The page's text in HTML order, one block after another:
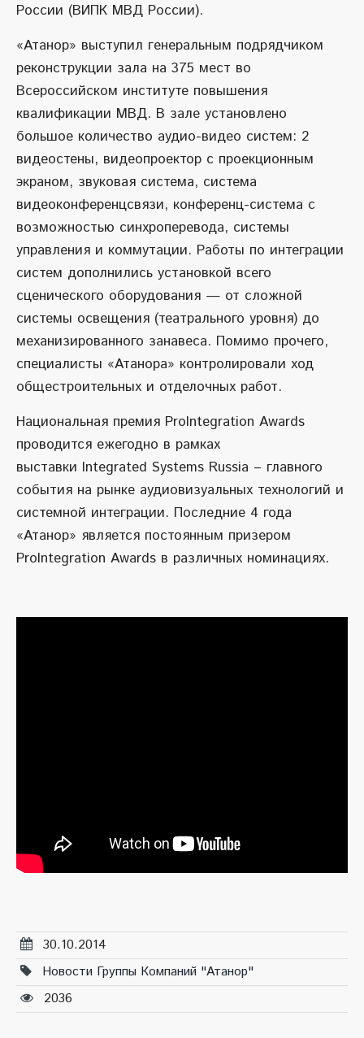
России (ВИПК МВД России).
«Атанор» выступил генеральным подрядчиком
реконструкции зала на 375 мест во
Всероссийском институте повышения
квалификации МВД. В зале установлено
большое количество аудио-видео систем: 2
видеостены, видеопроектор с проекционным
экраном, звуковая система, система
видеоконференцсвязи, конференц-система с
возможностью синхроперевода, системы
управления и коммутации. Работы по интеграции
систем дополнились установкой всего
сценического оборудования — от сложной
системы освещения (театрального уровня) до
механизированного занавеса. Помимо прочего,
специалисты «Атанора» контролировали ход
общестроительных и отделочных работ.
Национальная премия ProIntegration Awards
проводится ежегодно в рамках
выставки Integrated Systems Russia – главного
события на рынке аудиовизуальных технологий и
системной интеграции. Последние 4 года
«Атанор» является постоянным призером
ProIntegration Awards в различных номинациях.
30.10.2014
Новости Группы Компаний "Атанор"
2036